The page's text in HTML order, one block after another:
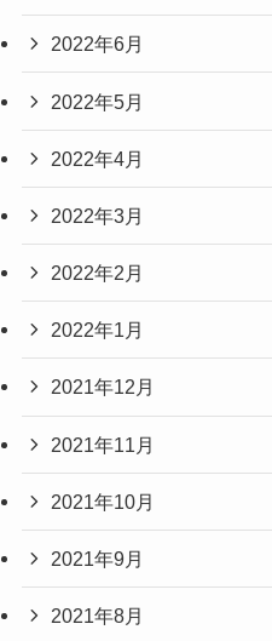
2022年6月
2022年5月
2022年4月
2022年3月
2022年2月
2022年1月
2021年12月
2021年11月
2021年10月
2021年9月
2021年8月